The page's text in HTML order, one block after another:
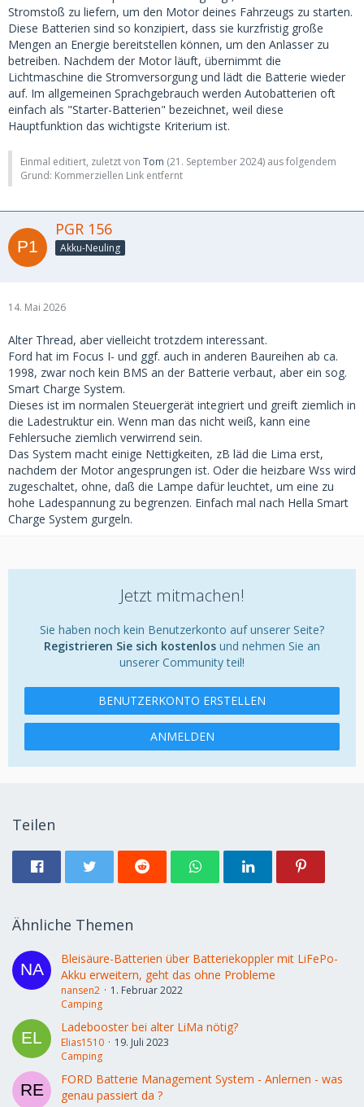
Stromstoß zu liefern, um den Motor deines Fahrzeugs zu starten.
Diese Batterien sind so konzipiert, dass sie kurzfristig große
Mengen an Energie bereitstellen können, um den Anlasser zu
betreiben. Nachdem der Motor läuft, übernimmt die
Lichtmaschine die Stromversorgung und lädt die Batterie wieder
auf. Im allgemeinen Sprachgebrauch werden Autobatterien oft
einfach als "Starter-Batterien" bezeichnet, weil diese
Hauptfunktion das wichtigste Kriterium ist.
Einmal editiert, zuletzt von Tom (21. September 2024) aus folgendem
Grund: Kommerziellen Link entfernt
PGR 156
Akku-Neuling
14. Mai 2026
Alter Thread, aber vielleicht trotzdem interessant.
Ford hat im Focus I- und ggf. auch in anderen Baureihen ab ca.
1998, zwar noch kein BMS an der Batterie verbaut, aber ein sog.
Smart Charge System.
Dieses ist im normalen Steuergerät integriert und greift ziemlich in
die Ladestruktur ein. Wenn man das nicht weiß, kann eine
Fehlersuche ziemlich verwirrend sein.
Das System macht einige Nettigkeiten, zB läd die Lima erst,
nachdem der Motor angesprungen ist. Oder die heizbare Wss wird
zugeschaltet, ohne, daß die Lampe dafür leuchtet, um eine zu
hohe Ladespannung zu begrenzen. Einfach mal nach Hella Smart
Charge System gurgeln.
Jetzt mitmachen!
Sie haben noch kein Benutzerkonto auf unserer Seite?
Registrieren Sie sich kostenlos und nehmen Sie an
unserer Community teil!
BENUTZERKONTO ERSTELLEN
ANMELDEN
Teilen
Ähnliche Themen
Bleisäure-Batterien über Batteriekoppler mit LiFePo-
Akku erweitern, geht das ohne Probleme
nansen2
1. Februar 2022
Camping
Ladebooster bei alter LiMa nötig?
Elias1510
19. Juli 2023
Camping
FORD Batterie Management System - Anlernen - was
genau passiert da ?